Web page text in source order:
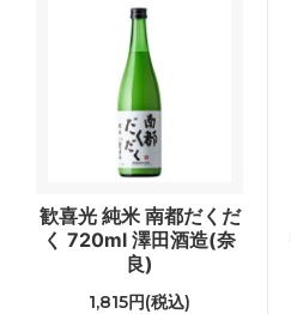
歓喜光 純米 南都だくだ
く 720ml 澤田酒造(奈
良)
1,815円(税込)